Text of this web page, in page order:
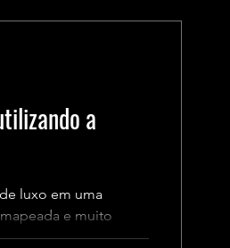
a
luxo em uma
e muito